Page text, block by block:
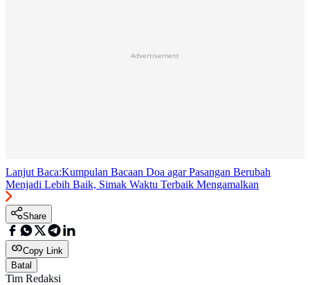
Advertisement
Lanjut Baca:Kumpulan Bacaan Doa agar Pasangan Berubah
Menjadi Lebih Baik, Simak Waktu Terbaik Mengamalkan
Share
Copy Link
Batal
Tim Redaksi